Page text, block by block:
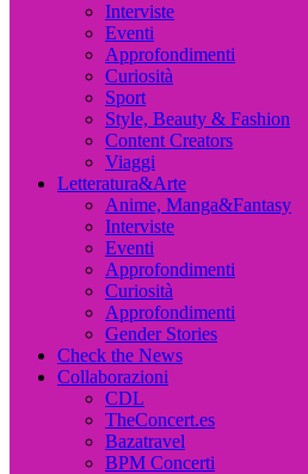
Interviste
Eventi
Approfondimenti
Curiosità
Sport
Style, Beauty & Fashion
Content Creators
Viaggi
Letteratura&Arte
Anime, Manga&Fantasy
Interviste
Eventi
Approfondimenti
Curiosità
Approfondimenti
Gender Stories
Check the News
Collaborazioni
CDL
TheConcert.es
Bazatravel
BPM Concerti